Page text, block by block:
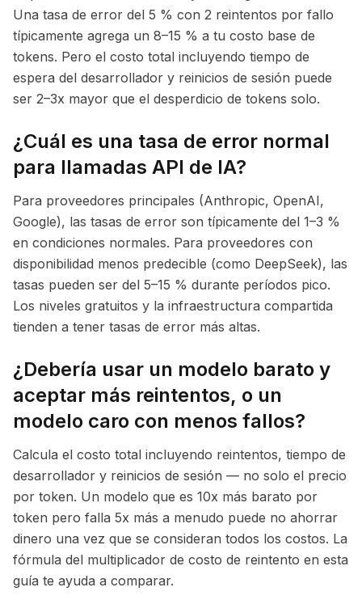
Una tasa de error del 5 % con 2 reintentos por fallo
típicamente agrega un 8–15 % a tu costo base de
tokens. Pero el costo total incluyendo tiempo de
espera del desarrollador y reinicios de sesión puede
ser 2–3x mayor que el desperdicio de tokens solo.
¿Cuál es una tasa de error normal
para llamadas API de IA?
Para proveedores principales (Anthropic, OpenAI,
Google), las tasas de error son típicamente del 1–3 %
en condiciones normales. Para proveedores con
disponibilidad menos predecible (como DeepSeek), las
tasas pueden ser del 5–15 % durante períodos pico.
Los niveles gratuitos y la infraestructura compartida
tienden a tener tasas de error más altas.
¿Debería usar un modelo barato y
aceptar más reintentos, o un
modelo caro con menos fallos?
Calcula el costo total incluyendo reintentos, tiempo de
desarrollador y reinicios de sesión — no solo el precio
por token. Un modelo que es 10x más barato por
token pero falla 5x más a menudo puede no ahorrar
dinero una vez que se consideran todos los costos. La
fórmula del multiplicador de costo de reintento en esta
guía te ayuda a comparar.